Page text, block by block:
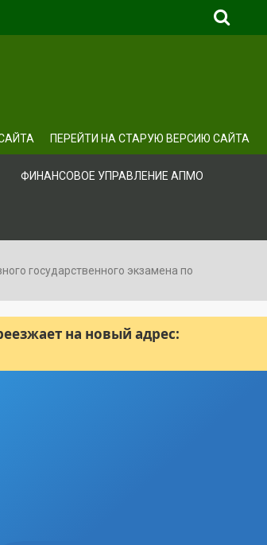
ПЕРЕЙТИ НА СТАРУЮ ВЕРСИЮ САЙТА
ФИНАНСОВОЕ УПРАВЛЕНИЕ АПМО
государственного экзамена по
на новый адрес: